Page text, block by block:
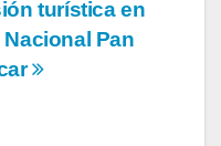
turística en
Nacional Pan